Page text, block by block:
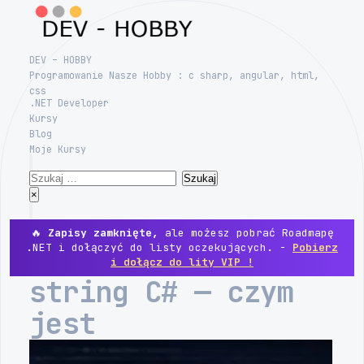
DEV – HOBBY
Programowanie Nasze Hobby : c sharp, angular, html,
css
.NET Developer
Kursy
Blog
Moje Kursy
Szukaj:
Close
×
🔥 Zapisy zamknięte, ale możesz pobrać Roadmapę
.NET i dołączyć do listy oczekujących. - Pobierz
i dołącz do lity VIP !
string C# — czym
jest